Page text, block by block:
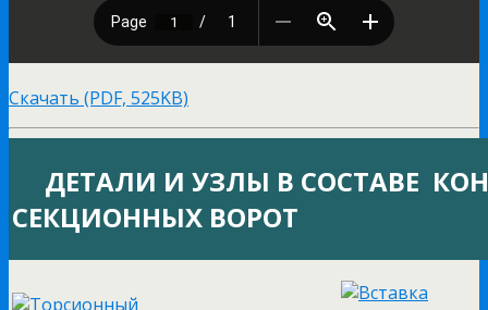
Скачать (PDF, 525KB)
ДЕТАЛИ И УЗЛЫ В СОСТАВЕ
СЕКЦИОННЫХ ВОРОТ